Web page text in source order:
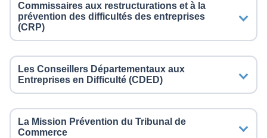
Commissaires aux restructurations et à la
prévention des difficultés des entreprises
(CRP)
Les Conseillers Départementaux aux
Entreprises en Difficulté (CDED)
La Mission Prévention du Tribunal de
Commerce